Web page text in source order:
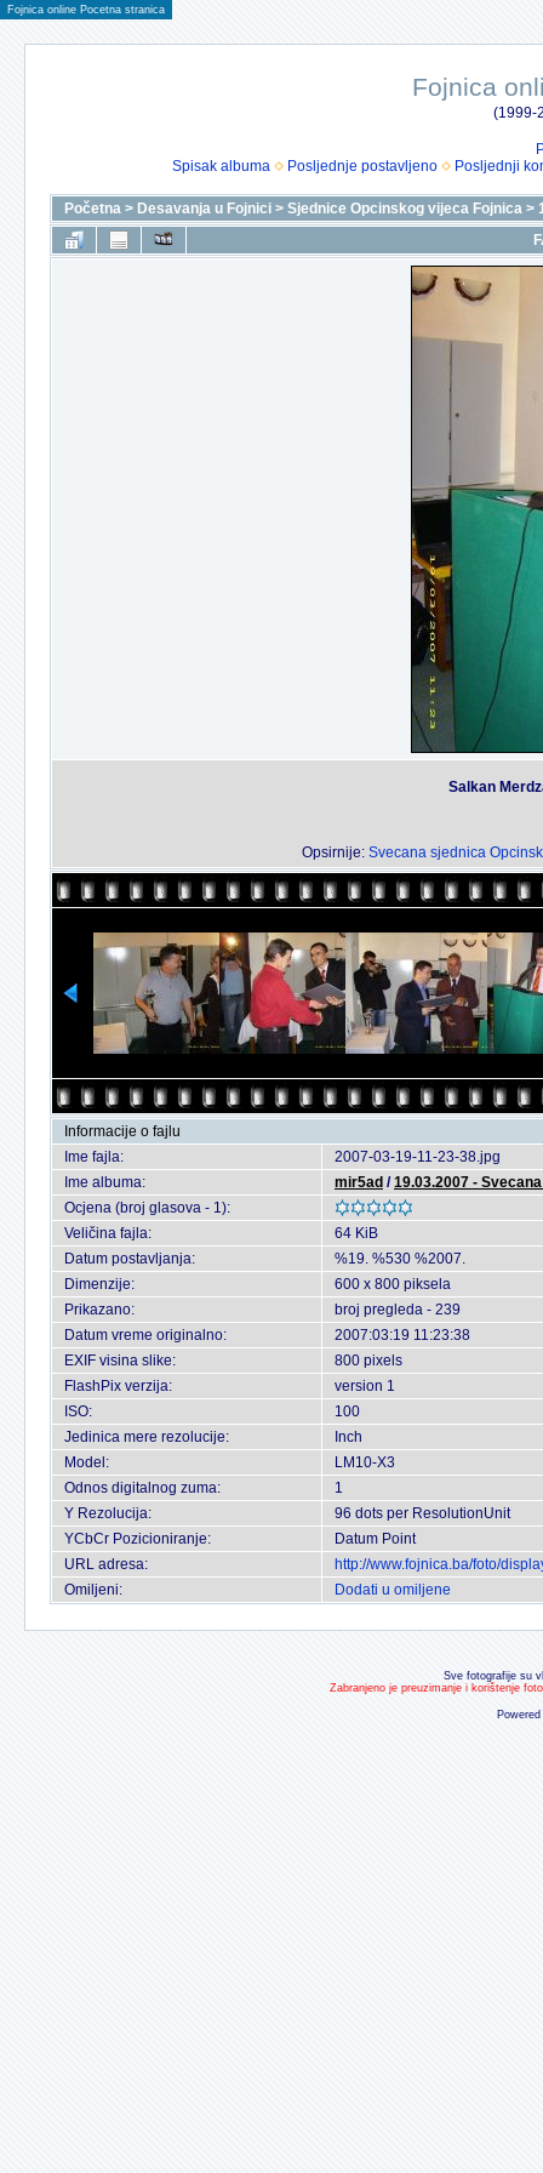
Fojnica online Pocetna stranica
Fojnica
(1999-
Spisak albuma
Posljednje postavljeno Posljednji
Početna > Desavanja u Fojnici > Sjednice Opcinskog vijeca Fojnica >
Salkan
Opsirnije: Svecana sjednica
Informacije o fajlu
Ime fajla:
2007-03-19-11-23-38.jpg
Ime albuma:
mir5ad /19.03.2007 -
Ocjena (broj glasova - 1):
Veličina fajla:
64 KiB
Datum postavljanja:
%19. %530 %2007.
Dimenzije:
600 x 800 piksela
Prikazano:
broj pregleda - 239
Datum vreme originalno:
2007:03:19 11:23:38
EXIF visina slike:
800 pixels
FlashPix verzija:
version 1
ISO:
100
Jedinica mere rezolucije:
Inch
Model:
LM10-X3
Odnos digitalnog zuma:
1
Y Rezolucija:
96 dots per ResolutionUnit
YCbCr Pozicioniranje:
Datum Point
URL adresa:
http://www.fojnica.ba/foto/
Omiljeni:
Dodati u omiljene
Sve fotografije su
Zabranjeno je preuzimanje i korištenje